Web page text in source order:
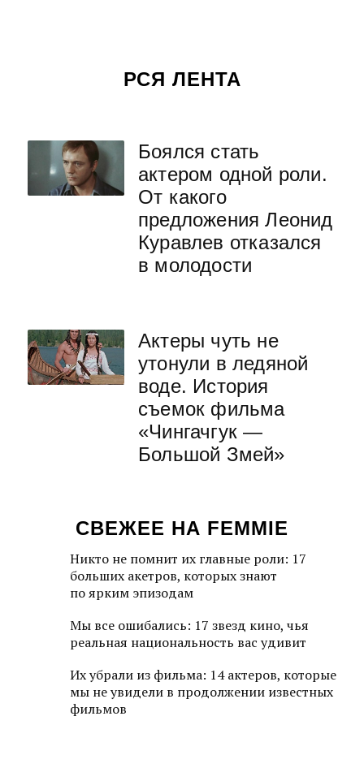
РСЯ ЛЕНТА
Боялся стать
актером одной роли.
От какого
предложения Леонид
Куравлев отказался
в молодости
Актеры чуть не
утонули в ледяной
воде. История
съемок фильма
«Чингачгук —
Большой Змей»
СВЕЖЕЕ НА FEMMIE
Никто не помнит их главные роли: 17
больших акетров, которых знают
по ярким эпизодам
Мы все ошибались: 17 звезд кино, чья
реальная национальность вас удивит
Их убрали из фильма: 14 актеров, которые
мы не увидели в продолжении известных
фильмов